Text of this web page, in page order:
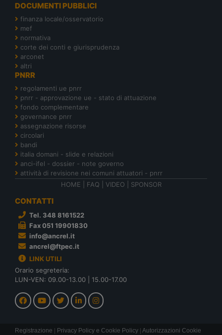
DOCUMENTI PUBBLICI
finanza locale/osservatorio
mef
normativa
corte dei conti e giurisprudenza
arconet
altri
PNRR
regolamenti ue pnrr
pnrr - approvazione ue - stato di attuazione
fondo complementare
governance pnrr
assegnazione risorse
circolari
bandi
italia domani - slide e relazioni
anci-ifel - dossier - note governo
attività di revisione nei comuni attuatori - pnrr
HOME
FAQ VIDEO SPONSOR
CONTATTI
Tel. 348 8161522
Fax 051 19901830
info@ancrel.it
ancrel@ftpec.it
LINK UTILI
Orario segreteria:
LUN-VEN: 09.00-13.00 | 15.00-17.00
Registrazione | Privacy Policy e Cookie Policy | Autorizzazioni Cookie